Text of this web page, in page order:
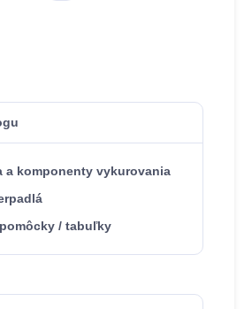
a komponenty vykurovania
/ tabuľky